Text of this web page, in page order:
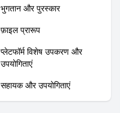
भुगतान और पुरस्कार
फ़ाइल प्रारूप
प्लेटफॉर्म विशेष उपकरण और
उपयोगिताएं
सहायक और उपयोगिताएं